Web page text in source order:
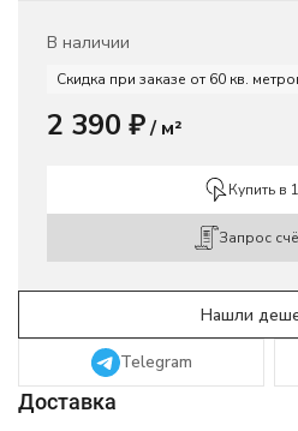
В наличии
Скидка при заказе от 60 кв.
2 390 ₽/ м²
Купить в
Запрос
Telegram